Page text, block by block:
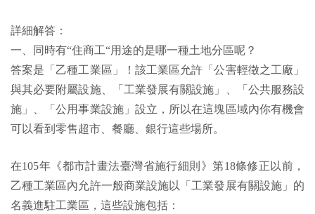
詳細解答：
一、同時有“住商工“用途的是哪一種土地分區呢？
答案是「乙種工業區」！該工業區允許「公害輕徵之工廠」
與其必要附屬設施、「工業發展有關設施」、「公共服務設
施」、「公用事業設施」設立，所以在這塊區域內你有機會
可以看到零售超市、餐廳、銀行這些場所。
在105年《都市計畫法臺灣省施行細則》第18條修正以前，
乙種工業區內允許一般商業設施以「工業發展有關設施」的
名義進駐工業區，這些設施包括：